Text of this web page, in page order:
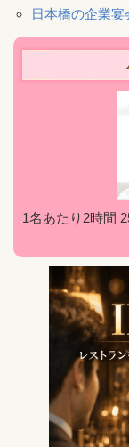
日本橋の企業
1名あたり2時間